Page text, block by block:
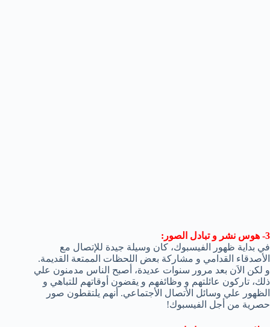
3- هوس نشر و تبادل الصور:
في بداية ظهور الفيسبوك، كان وسيلة جيدة للإتصال مع
الأصدقاء القدامي و مشاركة بعض اللحظات الممتعة القديمة.
و لكن الاَن بعد مرور سنوات عديدة، أصبح الناس مدمنون علي
ذلك، تاركون عائلتهم و وظائفهم و يقضون أوقاتهم للتباهي و
الظهور علي وسائل الأتصال الأجتماعي. أنهم يلتقطون صور
حصرية من أجل الفيسبوك!